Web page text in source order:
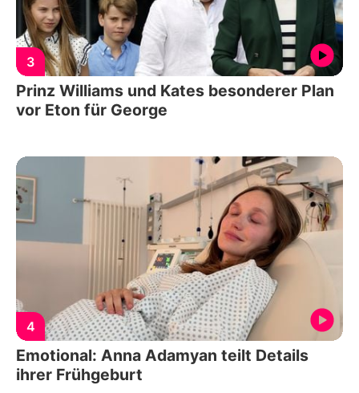
3
Prinz Williams und Kates besonderer Plan
vor Eton für George
4
Emotional: Anna Adamyan teilt Details
ihrer Frühgeburt